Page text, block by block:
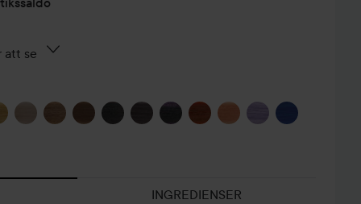
att se
INGREDIENSER